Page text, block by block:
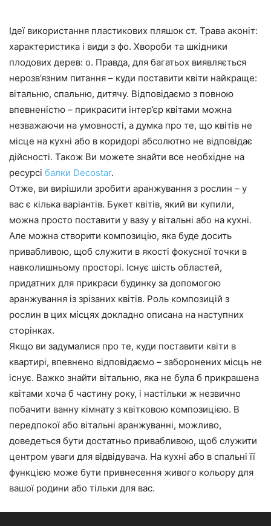
Ідеї використання пластикових пляшок ст. Трава аконіт:
характеристика і види з фо. Хвороби та шкідники
плодових дерев: о. Правда, для багатьох виявляється
нерозв’язним питання – куди поставити квіти найкраще:
вітальню, спальню, дитячу. Відповідаємо з повною
впевненістю – прикрасити інтер’єр квітами можна
незважаючи на умовності, а думка про те, що квітів не
місце на кухні або в коридорі абсолютно не відповідає
дійсності. Також Ви можете знайти все необхідне на
ресурсі балки Decostar.
Отже, ви вирішили зробити аранжування з рослин – у
вас є кілька варіантів. Букет квітів, який ви купили,
можна просто поставити у вазу у вітальні або на кухні.
Але можна створити композицію, яка буде досить
привабливою, щоб служити в якості фокусної точки в
навколишньому просторі. Існує шість областей,
придатних для прикраси будинку за допомогою
аранжування із зрізаних квітів. Роль композицій з
рослин в цих місцях докладно описана на наступних
сторінках.
Якщо ви задумалися про те, куди поставити квіти в
квартирі, впевнено відповідаємо – заборонених місць не
існує. Важко знайти вітальню, яка не була б прикрашена
квітами хоча б частину року, і настільки ж незвично
побачити ванну кімнату з квітковою композицією. В
передпокої або вітальні аранжуванні, можливо,
доведеться бути достатньо привабливою, щоб служити
центром уваги для відвідувача. На кухні або в спальні її
функцією може бути привнесення живого кольору для
вашої родини або тільки для вас.